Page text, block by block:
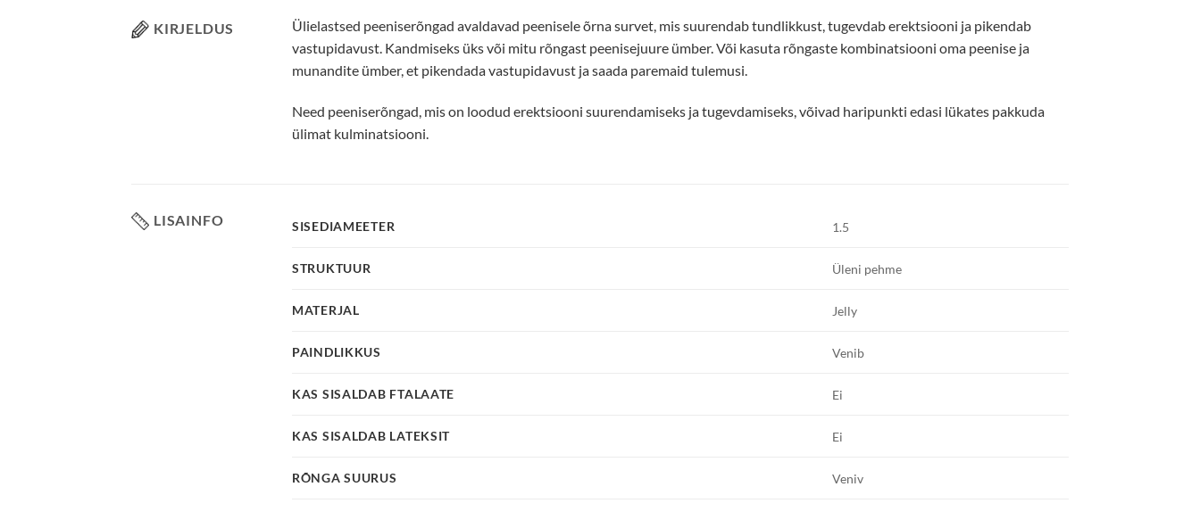
KIRJELDUS
Ülielastsed peeniserõngad avaldavad peenisele õrna survet, mis suurendab tundlikkust, tugevdab erektsiooni ja pikendab
vastupidavust. Kandmiseks üks või mitu rõngast peenisejuure ümber. Või kasuta rõngaste kombinatsiooni oma peenise ja
munandite ümber, et pikendada vastupidavust ja saada paremaid tulemusi.
Need peeniserõngad, mis on loodud erektsiooni suurendamiseks ja tugevdamiseks, võivad haripunkti edasi lükates pakkuda
ülimat kulminatsiooni.
LISAINFO SISEDIAMEETER 1.5
STRUKTUUR Üleni pehme
MATERJAL Jelly
PAINDLIKKUS Venib
KAS SISALDAB FTALAATE Ei
KAS SISALDAB LATEKSIT Ei
RÕNGA SUURUS Veniv